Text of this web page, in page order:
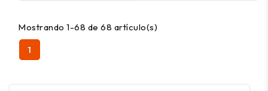
Mostrando 1-68 de 68 artículo(s)
1